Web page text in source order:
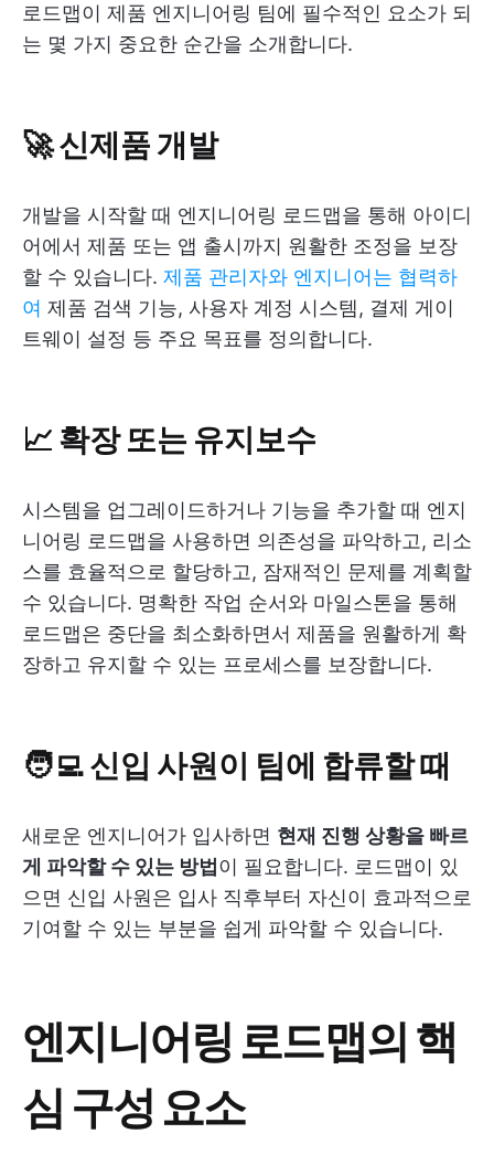
로드맵이 제품 엔지니어링 팀에 필수적인 요소가 되
는 몇 가지 중요한 순간을 소개합니다.
🚀 신제품 개발
개발을 시작할 때 엔지니어링 로드맵을 통해 아이디
어에서 제품 또는 앱 출시까지 원활한 조정을 보장
할 수 있습니다. 제품 관리자와 엔지니어는 협력하
여 제품 검색 기능, 사용자 계정 시스템, 결제 게이
트웨이 설정 등 주요 목표를 정의합니다.
📈 확장 또는 유지보수
시스템을 업그레이드하거나 기능을 추가할 때 엔지
니어링 로드맵을 사용하면 의존성을 파악하고, 리소
스를 효율적으로 할당하고, 잠재적인 문제를 계획할
수 있습니다. 명확한 작업 순서와 마일스톤을 통해
로드맵은 중단을 최소화하면서 제품을 원활하게 확
장하고 유지할 수 있는 프로세스를 보장합니다.
🧑‍💻 신입 사원이 팀에 합류할 때
새로운 엔지니어가 입사하면 현재 진행 상황을 빠르
게 파악할 수 있는 방법 이 필요합니다. 로드맵이 있
으면 신입 사원은 입사 직후부터 자신이 효과적으로
기여할 수 있는 부분을 쉽게 파악할 수 있습니다.
엔지니어링 로드맵의 핵
심 구성 요소